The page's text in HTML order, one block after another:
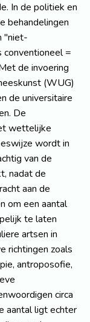
In de politiek en
behandelingen
"niet-
=
de invoering
(WUG)
de universitaire
De
wettelijke
wordt in
van de
nadat de
aan de
om een aantal
te laten
artsen in
richtingen zoals
antroposofie,
circa
aantal ligt echter